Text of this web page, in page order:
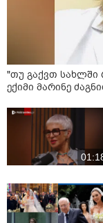
"თუ გაქვთ სახლში
ექიმი მარინე